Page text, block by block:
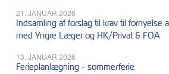
21. JANUAR 2026
Indsamling af forslag til krav til fornyelse
med Yngre Læger og HK/Privat & FOA
13. JANUAR 2026
Ferieplanlægning - sommerferie